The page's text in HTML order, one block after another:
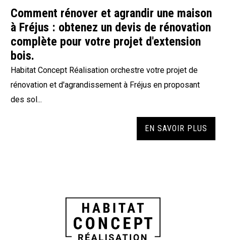
Comment rénover et agrandir une maison
à Fréjus : obtenez un devis de rénovation
complète pour votre projet d'extension
bois.
Habitat Concept Réalisation orchestre votre projet de
rénovation et d'agrandissement à Fréjus en proposant
des sol...
EN SAVOIR PLUS